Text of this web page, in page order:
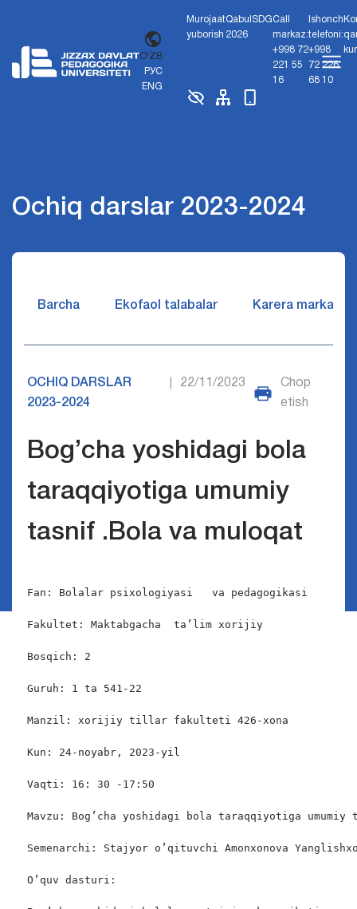
O'ZB
РУС
ENG
Murojaat
yuborish
Qabul
2026
SDGCall
markaz:
+998 72
221 55
16
Ishonch
telefoni:
+998
72 226
68 10
Ochiq darslar 2023-2024
Barcha Ekofaol talabalar Karera markazi
OCHIQ DARSLAR
2023-2024
22/11/2023
Chop
etish
Bog’cha yoshidagi bola
taraqqiyotiga umumiy
tasnif .Bola va muloqat
Fan: Bolalar psixologiyasi   va pedagogikasi
Fakultet: Maktabgacha  ta’lim xorijiy
Bosqich: 2
Guruh: 1 ta 541-22
Manzil: xorijiy tillar fakulteti 426-xona
Kun: 24-noyabr, 2023-yil
Vaqti: 16: 30 -17:50
Mavzu: Bog’cha yoshidagi bola taraqqiyotiga
Semenarchi: Stajyor o’qituvchi Amonxonova
O’quv dasturi: